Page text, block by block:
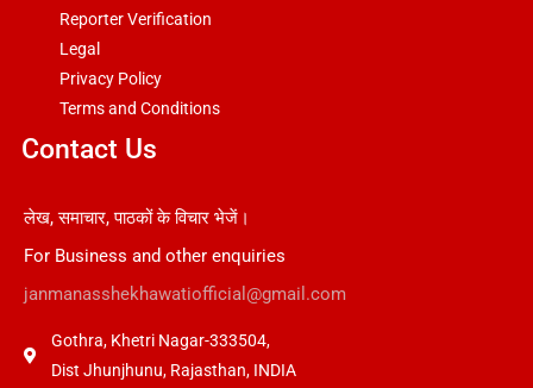
Reporter Verification
Legal
Privacy Policy
Terms and Conditions
Contact Us
लेख, समाचार, पाठकों के विचार भेजें।
For Business and other enquiries
janmanasshekhawatiofficial@gmail.com
Gothra, Khetri Nagar-333504,
Dist Jhunjhunu, Rajasthan, INDIA